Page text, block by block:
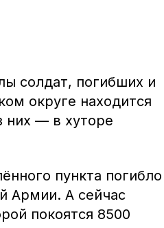
солдат, погибших и
округе находится
них — в хуторе
пункта погибло
Армии. А сейчас
покоятся 8500